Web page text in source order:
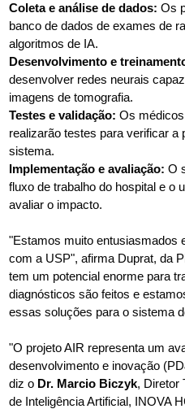
Coleta e análise de dados:Os
banco de dados de exames de
algoritmos de IA.
Desenvolvimento e
desenvolver redes neurais
imagens de tomografia.
Testes e validação: Os
realizarão testes para verificar a
sistema.
Implementação e avaliação: O
fluxo de trabalho do hospital e o
avaliar o impacto.
"Estamos muito entusiasmados
com a USP", afirma Duprat, da
tem um potencial enorme para
diagnósticos são feitos e
essas soluções para o sistema
"O projeto AIR representa um
desenvolvimento e inovação
diz o Dr. Marcio Biczyk, Diretor
de Inteligência Artificial, INOVA